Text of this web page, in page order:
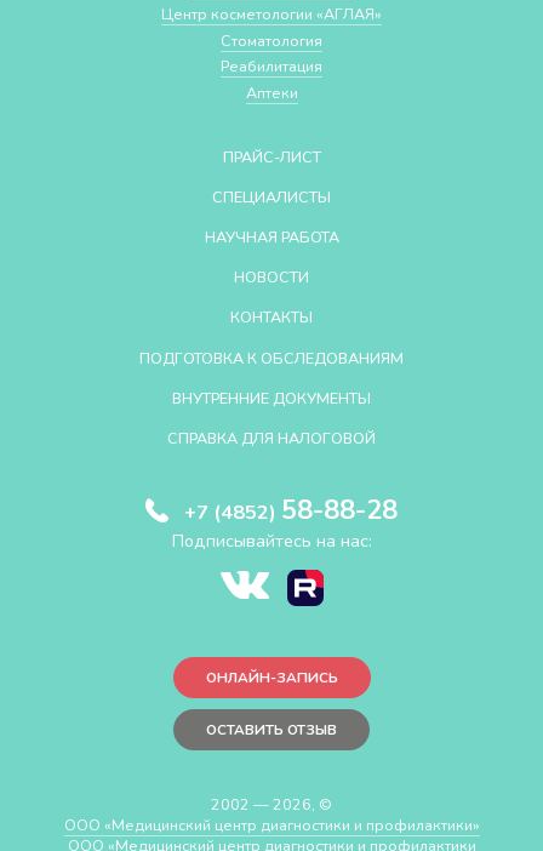
Центр косметологии «АГЛАЯ»
Стоматология
Реабилитация
Аптеки
ПРАЙС-ЛИСТ
СПЕЦИАЛИСТЫ
НАУЧНАЯ РАБОТА
НОВОСТИ
КОНТАКТЫ
ПОДГОТОВКА К ОБСЛЕДОВАНИЯМ
ВНУТРЕННИЕ ДОКУМЕНТЫ
СПРАВКА ДЛЯ НАЛОГОВОЙ
+7 (4852) 58-88-28
Подписывайтесь на нас:
ОНЛАЙН-ЗАПИСЬ
ОСТАВИТЬ ОТЗЫВ
2002 — 2026, ©
ООО «Медицинский центр диагностики и профилактики»
ООО «Медицинский центр диагностики и профилактики